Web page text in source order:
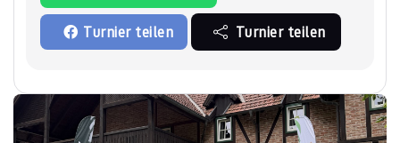
Turnier teilen Turnier teilen